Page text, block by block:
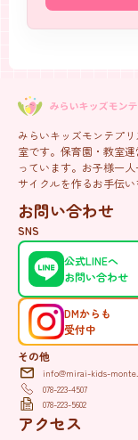
みらいキッズモンテプ
室です。保育園・教室
っています。お子様一
サイクルを作るお手伝い
お問い合わせ
SNS
公式LINEへ
お問い合わせ
DMからも
受付中
その他
info@mirai-kids-
078-223-4507
078-223-5602
アクセス